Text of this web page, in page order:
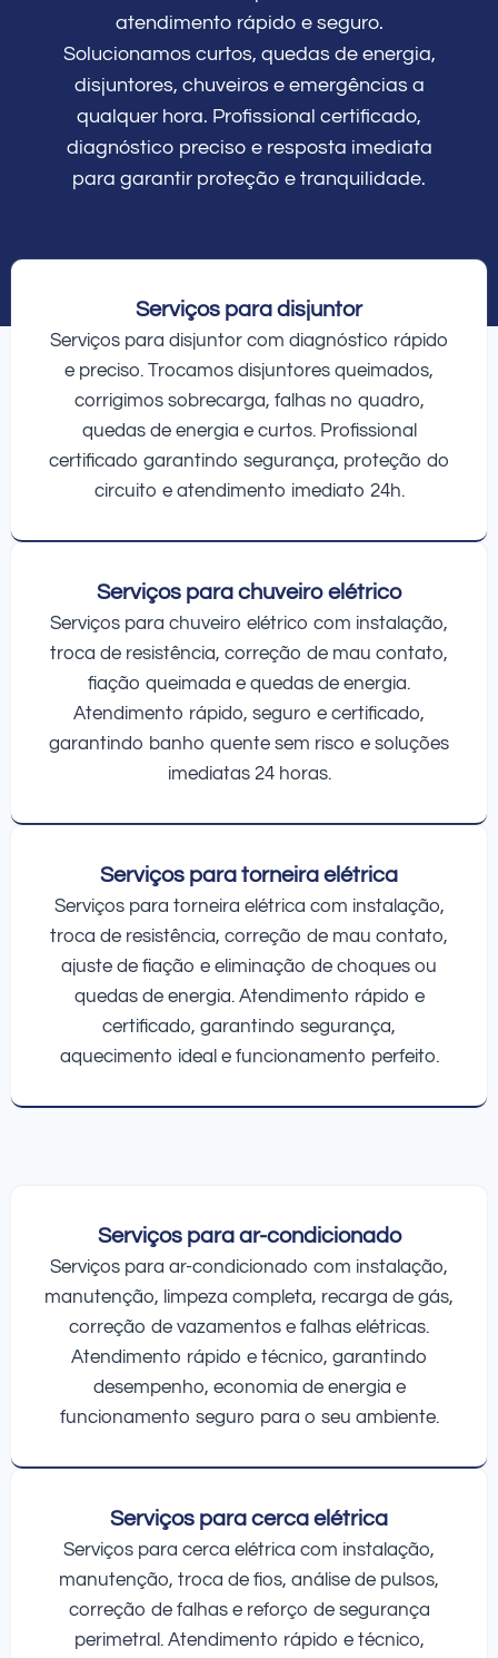
atendimento rápido e seguro.
Solucionamos curtos, quedas de energia,
disjuntores, chuveiros e emergências a
qualquer hora. Profissional certificado,
diagnóstico preciso e resposta imediata
para garantir proteção e tranquilidade.
Serviços para disjuntor
Serviços para disjuntor com diagnóstico rápido
e preciso. Trocamos disjuntores queimados,
corrigimos sobrecarga, falhas no quadro,
quedas de energia e curtos. Profissional
certificado garantindo segurança, proteção do
circuito e atendimento imediato 24h.
Serviços para chuveiro elétrico
Serviços para chuveiro elétrico com instalação,
troca de resistência, correção de mau contato,
fiação queimada e quedas de energia.
Atendimento rápido, seguro e certificado,
garantindo banho quente sem risco e soluções
imediatas 24 horas.
Serviços para torneira elétrica
Serviços para torneira elétrica com instalação,
troca de resistência, correção de mau contato,
ajuste de fiação e eliminação de choques ou
quedas de energia. Atendimento rápido e
certificado, garantindo segurança,
aquecimento ideal e funcionamento perfeito.
Serviços para ar-condicionado
Serviços para ar-condicionado com instalação,
manutenção, limpeza completa, recarga de gás,
correção de vazamentos e falhas elétricas.
Atendimento rápido e técnico, garantindo
desempenho, economia de energia e
funcionamento seguro para o seu ambiente.
Serviços para cerca elétrica
Serviços para cerca elétrica com instalação,
manutenção, troca de fios, análise de pulsos,
correção de falhas e reforço de segurança
perimetral. Atendimento rápido e técnico,